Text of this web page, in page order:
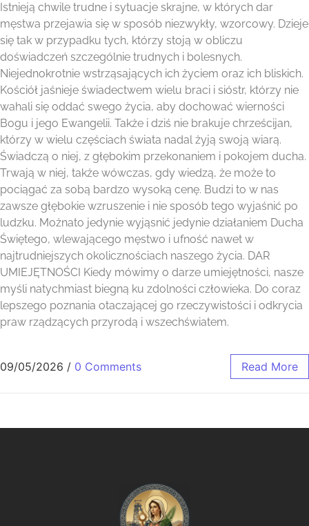
Istnieją chwile trudne i sytuacje skrajne, w których dar
męstwa przejawia się w sposób niezwykły, wzorcowy. Dzieje
się tak w przypadku tych, którzy stoją w obliczu
doświadczeń szczególnie trudnych i bolesnych.
Niejednokrotnie wstrząsających ich życiem oraz ich bliskich.
Kościół jaśnieje świadectwem wielu braci i sióstr, którzy nie
wahali się oddać swego życia, aby dochować wierności
Bogu i jego Ewangelii. Także i dziś nie brakuje chrześcijan,
którzy w wielu częściach świata nadal żyją swoją wiarą.
Świadczą o niej, z głębokim przekonaniem i pokojem ducha.
Trwają w niej, także wówczas, gdy wiedzą, że może to
pociągać za sobą bardzo wysoką cenę. Budzi to w nas
zawsze głębokie wzruszenie i nie sposób tego wyjaśnić po
ludzku. Możnato jedynie wyjąsnić jedynie działaniem Ducha
Świętego, wlewającego męstwo i ufność nawet w
najtrudniejszych okolicznościach naszego życia. DAR
UMIEJĘTNOŚCI Kiedy mówimy o darze umiejętności, nasze
myśli natychmiast biegną ku zdolności człowieka. Do coraz
lepszego poznania otaczającej go rzeczywistości i odkrycia
praw rządzących przyrodą i wszechświatem.
09/05/2026 / 0 Comments Read More